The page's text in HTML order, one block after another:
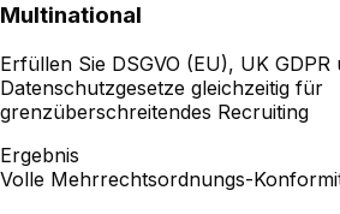
Multinational
Erfüllen Sie DSGVO (EU), UK
Datenschutzgesetze gleichzeitig für
grenzüberschreitendes Recruiting
Ergebnis
Volle Mehrrechtsordnungs-